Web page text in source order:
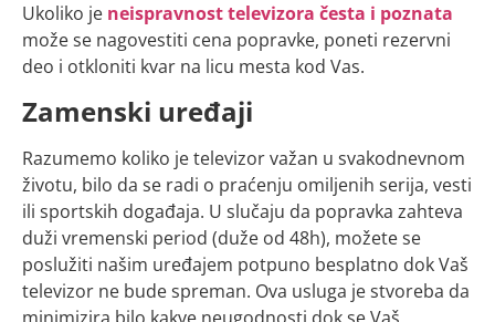
Ukoliko je neispravnost televizora česta i poznata
može se nagovestiti cena popravke, poneti rezervni
deo i otkloniti kvar na licu mesta kod Vas.
Zamenski uređaji
Razumemo koliko je televizor važan u svakodnevnom
životu, bilo da se radi o praćenju omiljenih serija, vesti
ili sportskih događaja. U slučaju da popravka zahteva
duži vremenski period (duže od 48h), možete se
poslužiti našim uređajem potpuno besplatno dok Vaš
televizor ne bude spreman. Ova usluga je stvoreba da
minimizira bilo kakve neugodnosti dok se Vaš